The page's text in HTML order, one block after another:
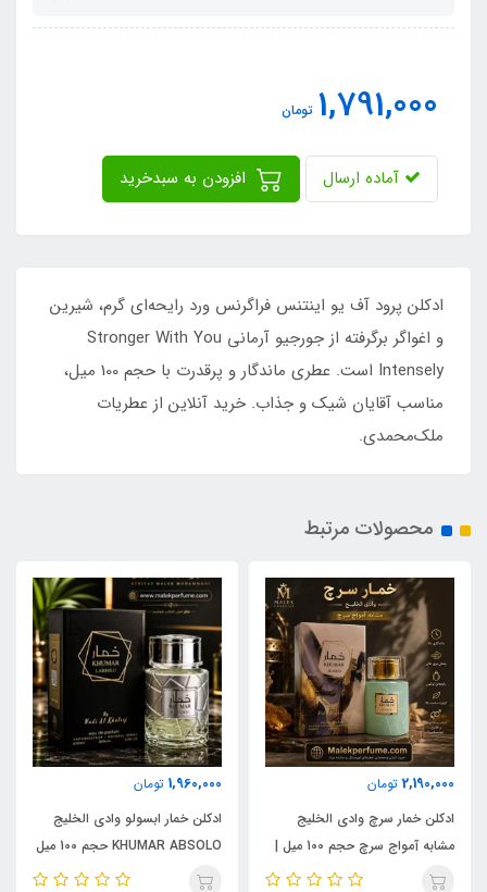
1,791,000 تومان
آماده ارسال
ادکلن پرود آف یو اینتنس فراگرنس ورد رایحه‌ای گرم، شیرین
و اغواگر برگرفته از جورجیو آرمانی Stronger With You
Intensely است. عطری ماندگار و پرقدرت با حجم 100 میل،
مناسب آقایان شیک و جذاب. خرید آنلاین از عطریات
ملک‌محمدی.
محصولات مرتبط
2,190,000 تومان
ادکلن خمار سرچ وادی الخلیج
مشابه آمواج سرچ حجم 100 میل |
KHUMAR Search Eau de
1,960,000 تومان
ادکلن خمار ابسولو وادی الخلیج
KHUMAR ABSOLO حجم 100 میل
| مشابه اورجینال ایو سن لورن مای